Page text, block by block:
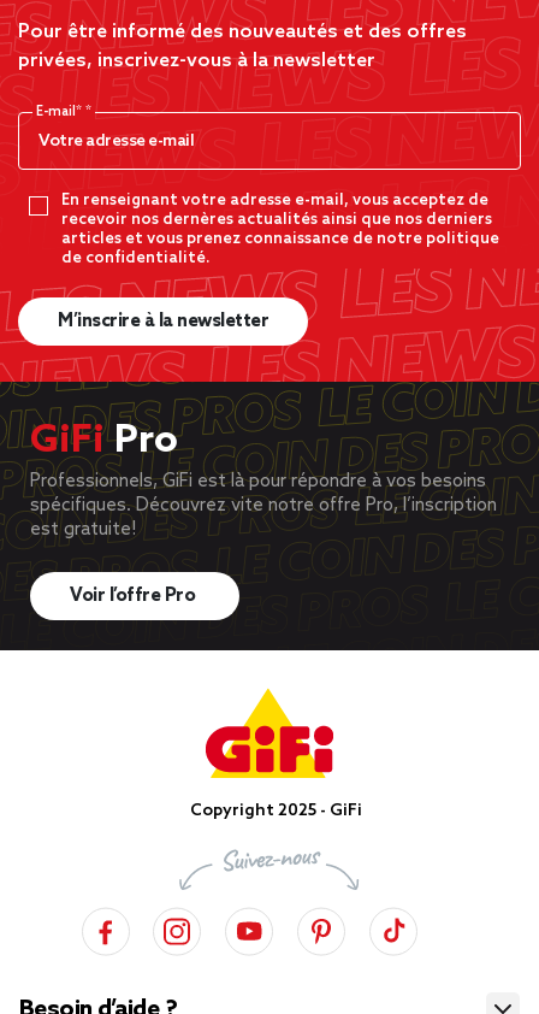
Pour être informé des nouveautés et des offres
privées, inscrivez-vous à la newsletter
E-mail*
En renseignant votre adresse e-mail, vous acceptez de
recevoir nos dernères actualités ainsi que nos derniers
articles et vous prenez connaissance de notre politique
de confidentialité.
M’inscrire à la newsletter
GiFiPro
Professionnels, GiFi est là pour répondre à vos besoins
spécifiques. Découvrez vite notre offre Pro, l’inscription
est gratuite!
Voir l’offre Pro
Copyright 2025 - GiFi